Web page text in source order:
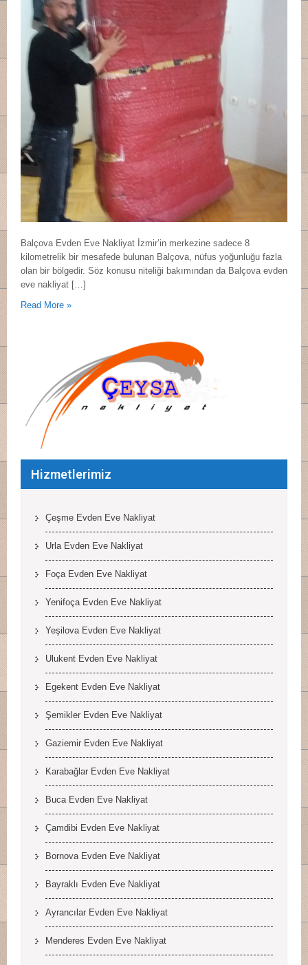
Balçova Evden Eve Nakliyat İzmir’in merkezine sadece 8
kilometrelik bir mesafede bulunan Balçova, nüfus yoğunluğu fazla
olan bir bölgedir. Söz konusu niteliği bakımından da Balçova evden
eve nakliyat […]
Read More »
Hizmetlerimiz
Çeşme Evden Eve Nakliyat
Urla Evden Eve Nakliyat
Foça Evden Eve Nakliyat
Yenifoça Evden Eve Nakliyat
Yeşilova Evden Eve Nakliyat
Ulukent Evden Eve Nakliyat
Egekent Evden Eve Nakliyat
Şemikler Evden Eve Nakliyat
Gaziemir Evden Eve Nakliyat
Karabağlar Evden Eve Nakliyat
Buca Evden Eve Nakliyat
Çamdibi Evden Eve Nakliyat
Bornova Evden Eve Nakliyat
Bayraklı Evden Eve Nakliyat
Ayrancılar Evden Eve Nakliyat
Menderes Evden Eve Nakliyat